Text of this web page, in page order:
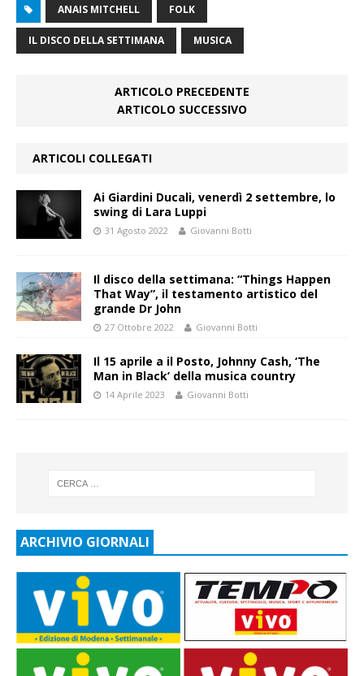
ANAIS MITCHELL FOLK
IL DISCO DELLA SETTIMANA MUSICA
ARTICOLO PRECEDENTE
ARTICOLO SUCCESSIVO
ARTICOLI COLLEGATI
Ai Giardini Ducali, venerdì 2 settembre, lo
swing di Lara Luppi
31 Agosto 2022 Giovanni Botti
Il disco della settimana: “Things Happen
That Way”, il testamento artistico del
grande Dr John
27 Ottobre 2022 Giovanni Botti
Il 15 aprile a il Posto, Johnny Cash, ‘The
Man in Black’ della musica country
14 Aprile 2023 Giovanni Botti
ARCHIVIO GIORNALI